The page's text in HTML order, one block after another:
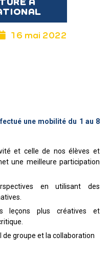
À
16 mai 2022
une mobilité du 1 au 8
et celle de nos élèves et
une meilleure participation
en utilisant des
leçons plus créatives et
groupe et la collaboration